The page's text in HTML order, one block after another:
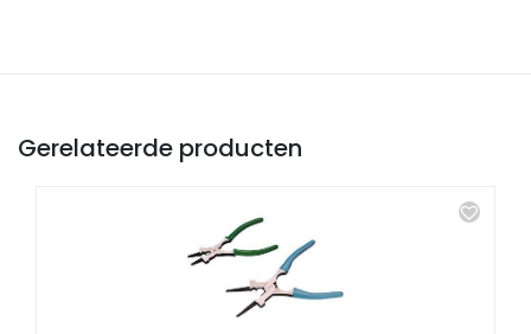
Gerelateerde producten